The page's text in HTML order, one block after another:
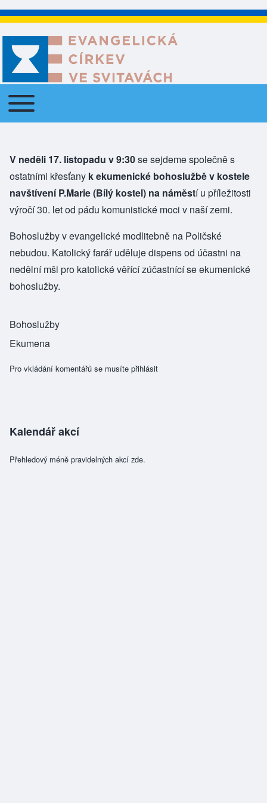
Main navigation
Toggle main menu
V neděli 17. listopadu v 9:30se sejdeme společně s
ostatními křesťany k ekumenické bohoslužbě v kostele
navštívení P.Marie (Bílý kostel) na náměstí u příležitosti
výročí 30. let od pádu komunistické moci v naší zemi.
Bohoslužby v evangelické modlitebně na Poličské
nebudou. Katolický farář uděluje dispens od účastni na
nedělní mši pro katolické věřící zúčastnící se ekumenické
bohoslužby.
Bohoslužby
Ekumena
Pro vkládání komentářů se musíte přihlásit
Kalendář akcí
Přehledový méně pravidelných akcí zde.